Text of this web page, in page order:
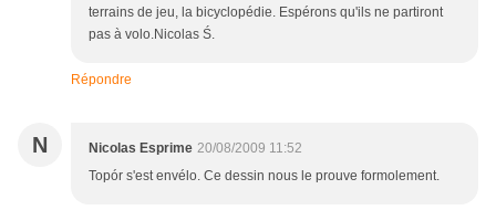
terrains de jeu, la bicyclopédie. Espérons qu'ils ne partiront
pas à volo.Nicolas Ś.
Répondre
N Nicolas Esprime 20/08/2009 11:52
Topór s'est envélo. Ce dessin nous le prouve formolement.